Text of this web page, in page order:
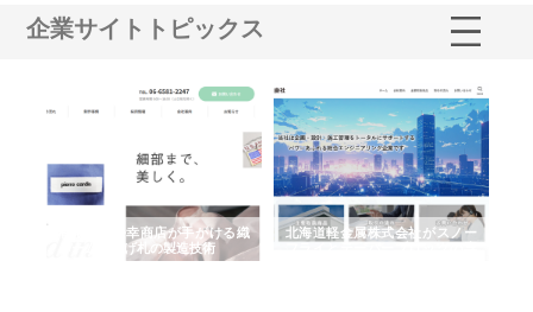
企業サイトトピックス
有限会社松幸商店が手がける織
ネームと下げ札の製造技術
北海道軽金属株式会社がスノー